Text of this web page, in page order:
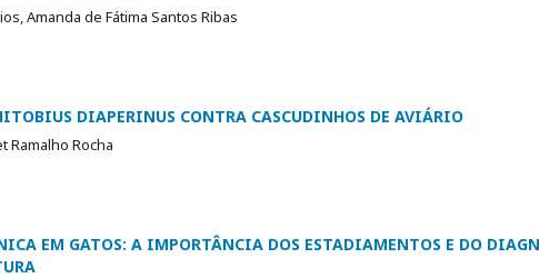
Amanda de Fátima Santos Ribas
DIAPERINUS CONTRA CASCUDINHOS DE AVIÁRIO
Ramalho Rocha
EM GATOS: A IMPORTÂNCIA DOS ESTADIAMENTOS E DO